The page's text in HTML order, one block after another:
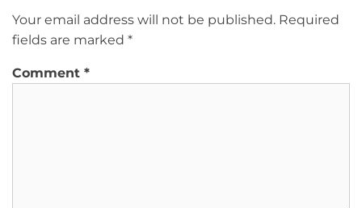
Your email address will not be published. Required
fields are marked *
Comment *